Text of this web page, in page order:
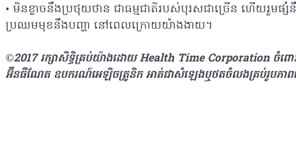
• មិនខ្លាចនឹងប្រថុយថាន ជាធម្មជាតិរបស់បុរសជាច្រើន ហើយរួមផ្សំ
ប្រឈមមុខនឹងបញ្ហា​ នៅពេលក្រោយយ៉ាងងាយ។
©2017 រក្សាសិទ្ធិគ្រប់យ៉ាង​ដោយ Health Time Corporation ចំពោះ
អ៊ីនធឺណែត ឧបករណ៍អេឡិចត្រូនិក អាត់ជាសំឡេងឬថតចំលងគ្រប់រូបភាព